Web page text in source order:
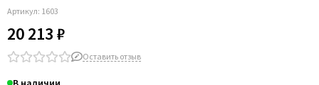
Артикул: 1603
20 213 ₽
Оставить отзыв